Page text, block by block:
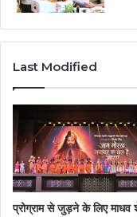
Last Modified
प्रोग्राम से जुड़ने के लिए